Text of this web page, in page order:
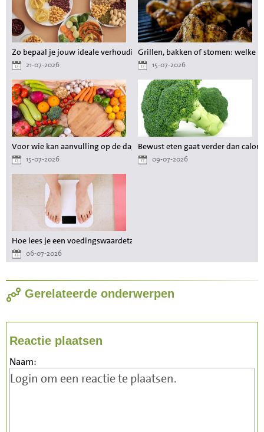
Zo bepaal je jouw ideale verhouding aan voedingsstoffen tijdens het
21-07-2026
Grillen, bakken of stomen: welke
15-07-2026
Voor wie kan aanvulling op de dagelijkse voeding waardevol zijn?
15-07-2026
Bewust eten gaat verder dan
09-07-2026
Hoe lees je een voedingswaardetabel als je wilt afvallen?
06-07-2026
Gerelateerde onderwerpen
Reactie plaatsen
Naam: